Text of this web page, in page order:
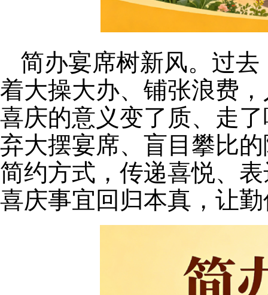
简办宴席树新风。过
着大操大办、铺张浪费
喜庆的意义变了质、走
弃大摆宴席、盲目攀比
简约方式，传递喜悦、
喜庆事宜回归本真，让